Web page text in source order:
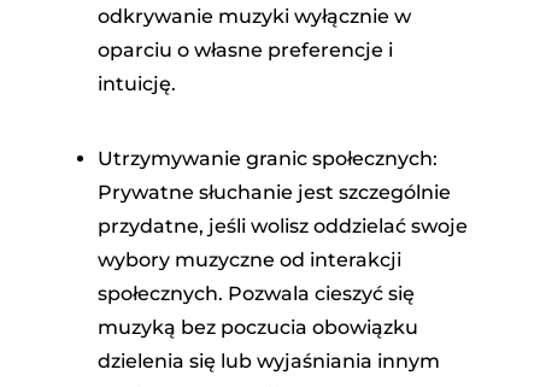
odkrywanie muzyki wyłącznie w
oparciu o własne preferencje i
intuicję.
Utrzymywanie granic społecznych:
Prywatne słuchanie jest szczególnie
przydatne, jeśli wolisz oddzielać swoje
wybory muzyczne od interakcji
społecznych. Pozwala cieszyć się
muzyką bez poczucia obowiązku
dzielenia się lub wyjaśniania innym